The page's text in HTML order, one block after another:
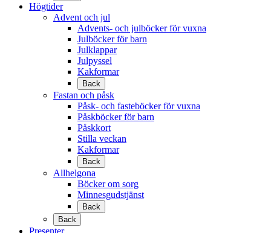
Högtider
Advent och jul
Advents- och julböcker för vuxna
Julböcker för barn
Julklappar
Julpyssel
Kakformar
Back
Fastan och påsk
Påsk- och fasteböcker för vuxna
Påskböcker för barn
Påskkort
Stilla veckan
Kakformar
Back
Allhelgona
Böcker om sorg
Minnesgudstjänst
Back
Back
Presenter